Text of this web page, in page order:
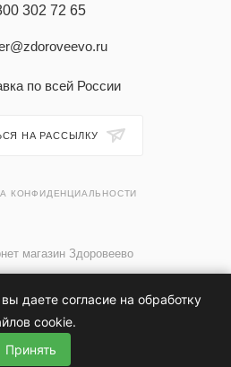
302 72 65
по всей России
НА РАССЫЛКУ
КОНФИДЕНЦИАЛЬНОСТИ
магазин Здоровеево
даете согласие на обработку
cookie.
Принять